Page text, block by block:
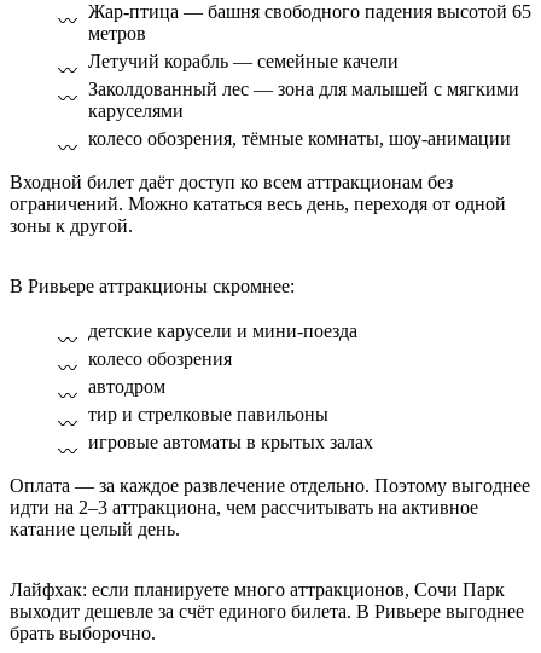
Жар-птица — башня свободного падения высотой 65
метров
Летучий корабль — семейные качели
Заколдованный лес — зона для малышей с мягкими
каруселями
колесо обозрения, тёмные комнаты, шоу-анимации
Входной билет даёт доступ ко всем аттракционам без
ограничений. Можно кататься весь день, переходя от одной
зоны к другой.
В Ривьере аттракционы скромнее:
детские карусели и мини-поезда
колесо обозрения
автодром
тир и стрелковые павильоны
игровые автоматы в крытых залах
Оплата — за каждое развлечение отдельно. Поэтому выгоднее
идти на 2–3 аттракциона, чем рассчитывать на активное
катание целый день.
Лайфхак: если планируете много аттракционов, Сочи Парк
выходит дешевле за счёт единого билета. В Ривьере выгоднее
брать выборочно.